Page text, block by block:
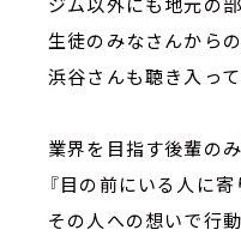
生徒のみなさんから
浜谷さんも聴き入って
業界を目指す後輩の
『目の前にいる人に寄
その人への想いで行